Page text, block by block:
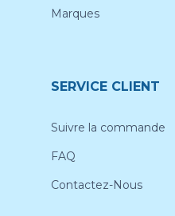
Marques
SERVICE CLIENT
Suivre la commande
FAQ
Contactez-Nous